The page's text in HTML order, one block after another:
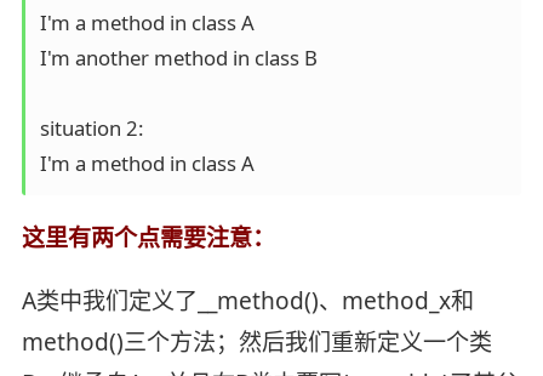
I'm a method in class A
I'm another method in class B
situation 2:
I'm a method in class A
这里有两个点需要注意：
A类中我们定义了__method()、method_x和
method()三个方法；然后我们重新定义一个类